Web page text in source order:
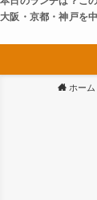
大阪・京都・神戸を
ホーム